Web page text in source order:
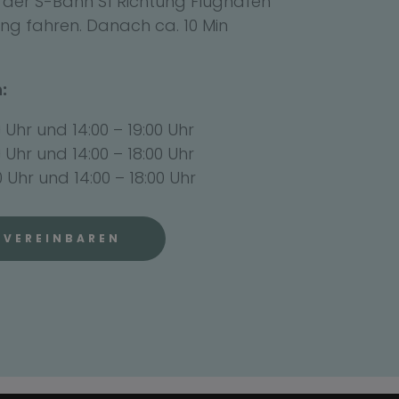
fahren. Danach ca. 10 Min
und 14:00 – 19:00 Uhr
und 14:00 – 18:00 Uhr
und 14:00 – 18:00 Uhr